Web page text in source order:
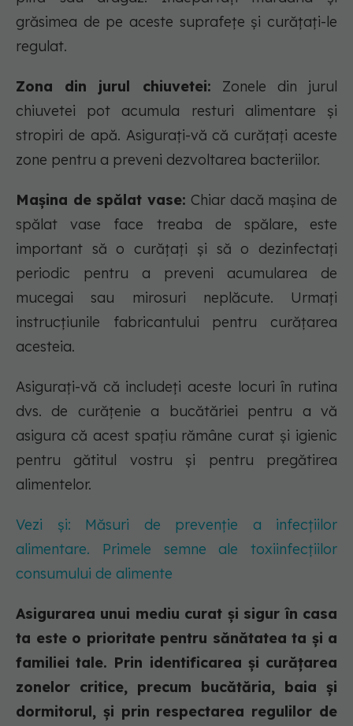
grăsimea de pe aceste suprafețe și curățați-le
regulat.
Zona din jurul chiuvetei: Zonele din jurul
chiuvetei pot acumula resturi alimentare și
stropiri de apă. Asigurați-vă că curățați aceste
zone pentru a preveni dezvoltarea bacteriilor.
Mașina de spălat vase: Chiar dacă mașina de
spălat vase face treaba de spălare, este
important să o curățați și să o dezinfectați
periodic pentru a preveni acumularea de
mucegai sau mirosuri neplăcute. Urmați
instrucțiunile fabricantului pentru curățarea
acesteia.
Asigurați-vă că includeți aceste locuri în rutina
dvs. de curățenie a bucătăriei pentru a vă
asigura că acest spațiu rămâne curat și igienic
pentru gătitul vostru și pentru pregătirea
alimentelor.
Vezi și: Măsuri de prevenție a infecțiilor
alimentare. Primele semne ale toxiinfecțiilor
consumului de alimente
Asigurarea unui mediu curat și sigur în casa
ta este o prioritate pentru sănătatea ta și a
familiei tale. Prin identificarea și curățarea
zonelor critice, precum bucătăria, baia și
dormitorul, și prin respectarea regulilor de